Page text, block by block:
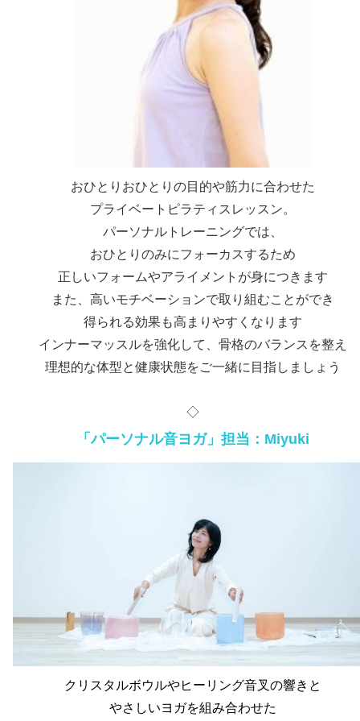
おひとりおひとりの目的や筋力に合わせた
プライベートピラティスレッスン。
パーソナルトレーニングでは、
おひとりのみにフォーカスするため
正しいフォームやアライメントが身につきます
また、高いモチベーションで取り組むことができ
得られる効果も高まりやすくなります
インナーマッスルを強化して、骨格のバランスを整え
理想的な体型と健康状態をご一緒に目指しましょう
◇
「パーソナル音ヨガ」担当：Miyuki
クリスタルボウルやヒーリング音叉の響きと
やさしいヨガを組み合わせた